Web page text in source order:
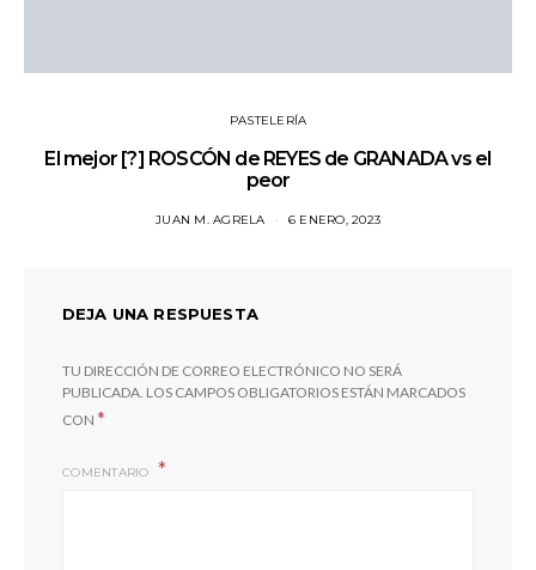
PASTELERÍA
El mejor [?] ROSCÓN de REYES de GRANADA vs el
peor
JUAN M. AGRELA 6 ENERO, 2023
DEJA UNA RESPUESTA
TU DIRECCIÓN DE CORREO ELECTRÓNICO NO SERÁ
PUBLICADA. LOS CAMPOS OBLIGATORIOS ESTÁN MARCADOS
CON *
COMENTARIO